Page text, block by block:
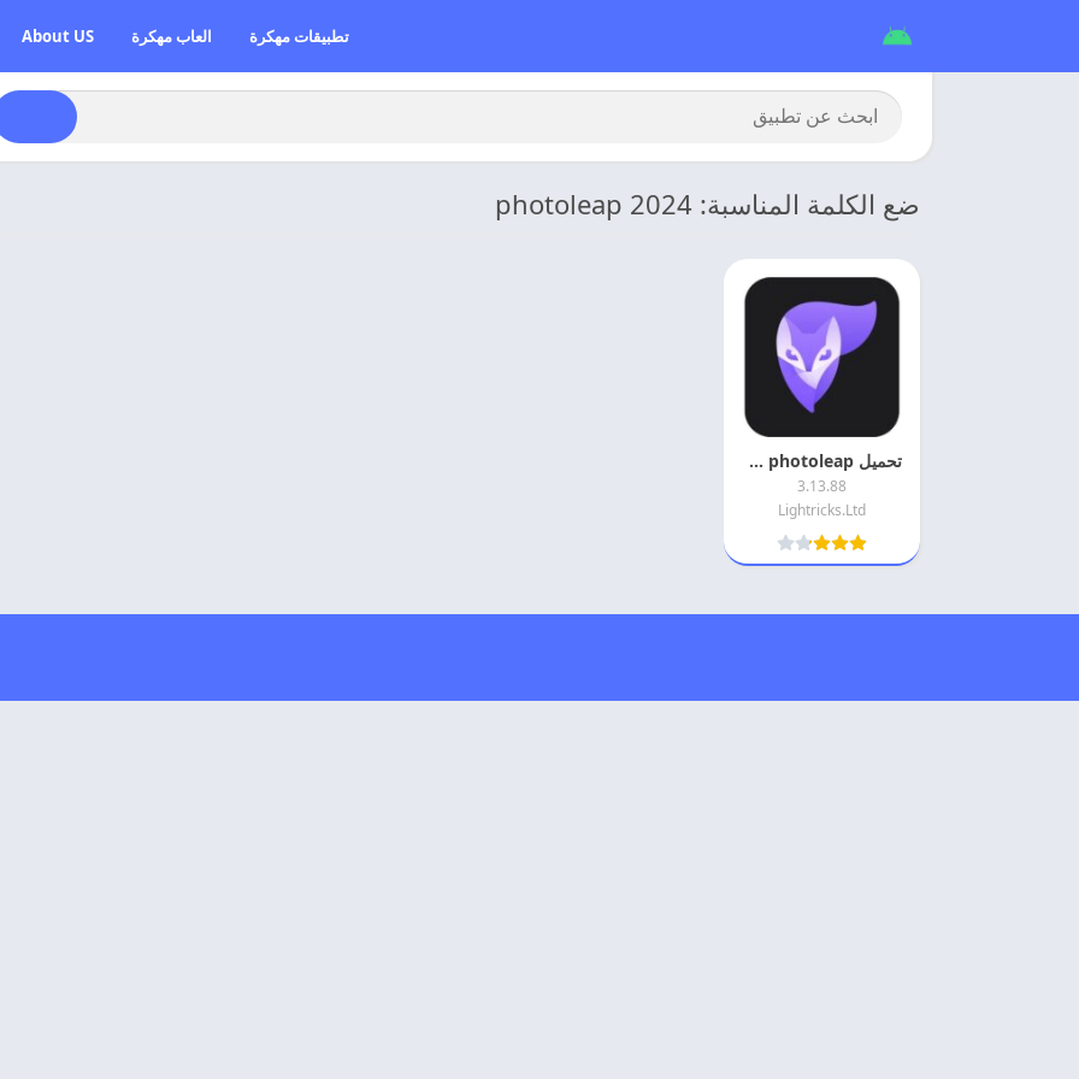
تطبيقات مهكرة العاب مهكرة About US
ضع الكلمة المناسبة: photoleap 2024
تحميل photoleap مهكر 2026 مدفوع اخر اصدار
3.13.88
Lightricks.Ltd